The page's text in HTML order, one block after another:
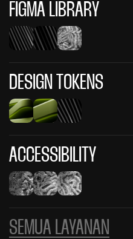
FIGMA LIBRARY
DESIGN TOKENS
ACCESSIBILITY
SEMUA LAYANAN